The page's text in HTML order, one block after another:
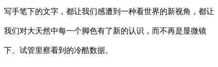
写手笔下的文字，都让我们感遭到一种看世界的新视角，都让
我们对大天然中每一个脚色有了新的认识，而不再是显微镜
下、试管里察看到的冷酷数据。